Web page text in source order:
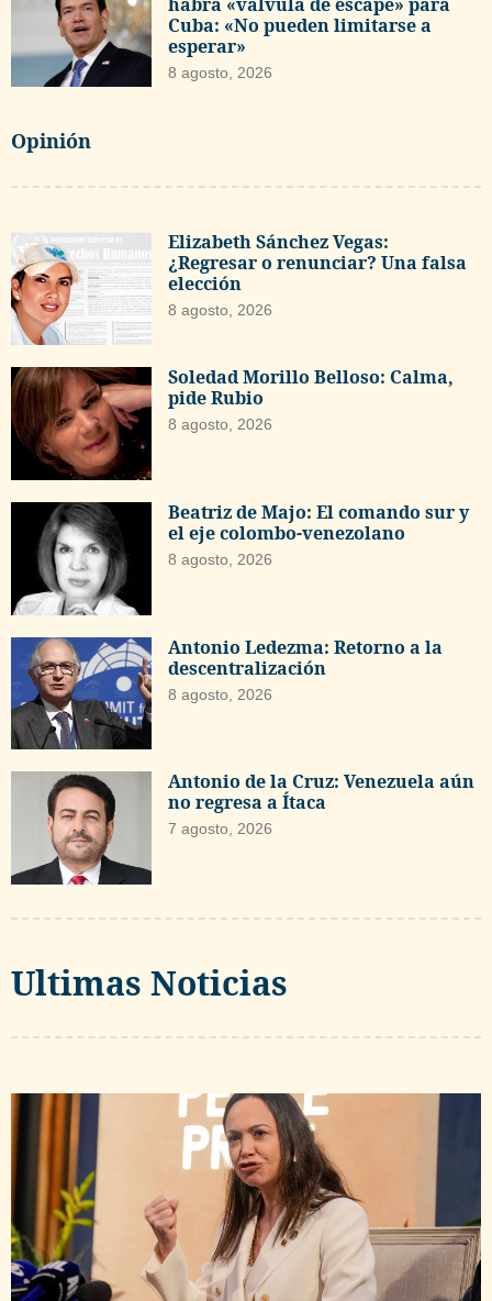
habrá «válvula de escape» para
Cuba: «No pueden limitarse a
esperar»
8 agosto, 2026
Opinión
Elizabeth Sánchez Vegas:
¿Regresar o renunciar? Una falsa
elección
8 agosto, 2026
Soledad Morillo Belloso: Calma,
pide Rubio
8 agosto, 2026
Beatriz de Majo: El comando sur y
el eje colombo-venezolano
8 agosto, 2026
Antonio Ledezma: Retorno a la
descentralización
8 agosto, 2026
Antonio de la Cruz: Venezuela aún
no regresa a Ítaca
7 agosto, 2026
Ultimas Noticias